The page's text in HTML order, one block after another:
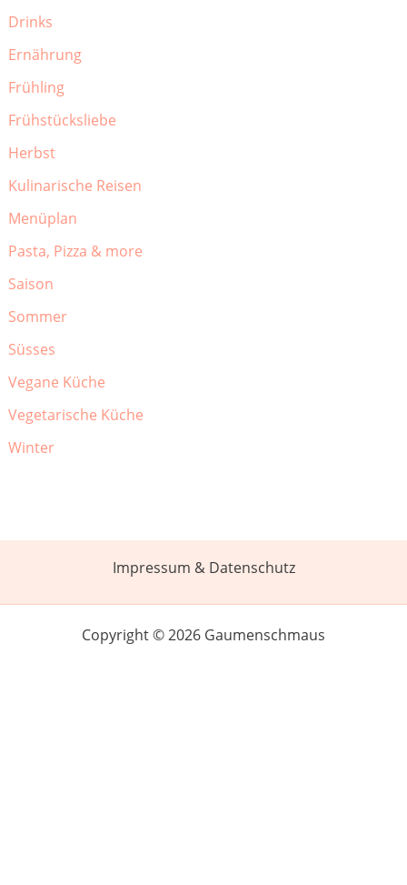
Drinks
Ernährung
Frühling
Frühstücksliebe
Herbst
Kulinarische Reisen
Menüplan
Pasta, Pizza & more
Saison
Sommer
Süsses
Vegane Küche
Vegetarische Küche
Winter
Impressum & Datenschutz
Copyright © 2026 Gaumenschmaus